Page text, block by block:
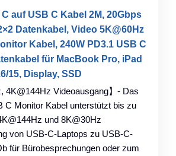
auf USB C Kabel 2M, 20Gbps
Datenkabel, Video 5K@60Hz
Kabel, 240W PD3.1 USB C
für MacBook Pro, iPad
15, Display, SSD
4K@144Hz Videoausgang】- Das
C Monitor Kabel unterstützt bis zu
und 8K@30Hz
von USB-C-Laptops zu USB-C-
für Bürobesprechungen oder zum